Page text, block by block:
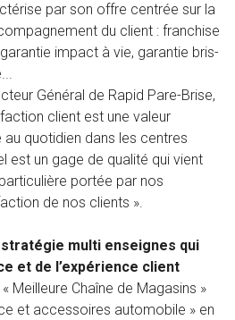
par son offre centrée sur la
du client : franchise
impact à vie, garantie bris-
Général de Rapid Pare-Brise,
client est une valeur
quotidien dans les centres
est un gage de qualité qui vient
portée par nos
de nos clients ».
stratégie multi enseignes qui
et de l’expérience client
Meilleure Chaîne de Magasins »
et accessoires automobile » en